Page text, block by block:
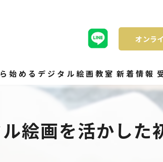
オンラ
始めるデジタル絵画教室 新着情報
絵画を活かし